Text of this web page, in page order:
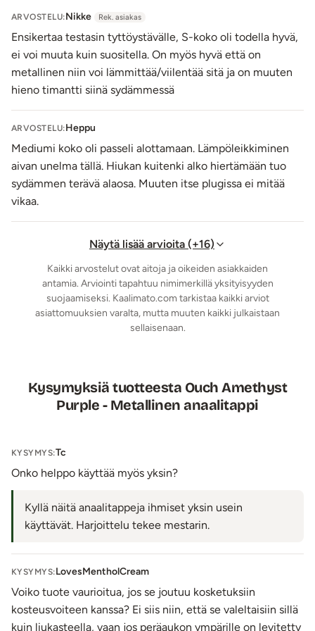
halutessasi erotiikkavälineille tarkoitetulla
puhdistusaineella. Asianmukaisesti hoitaen anustappi
kestää käytössä vuosia.
Tuotetiedot (S):
Materiaali: Alumiini, akryyli
Kokopituus: 7,1 cm
Käyttöpituus: n. 6 cm
Max. halkaisija: 2,7 cm
Kannan max. leveys: 3,1 cm
Tuotetiedot (M):
Materiaali: Alumiini, akryyli
Kokopituus: 8,1 cm
Käyttöpituus: n. 7 cm
Max. halkaisija: 3,4 cm
Vesitiivis
Väri: Grafiitinmusta (anustappi), lila (kantakoriste)
Materiaali: Alumiini, akryyli
Kokopituus: 9,5 cm
Max. halkaisija: 4 cm
Kannan max. leveys: 3,9 cm
Vesitiivis
Väri: Grafiitinmusta (anustappi), lila (kantakoriste)
Lähetyspaketin koko: 20 x 11 x 9 cm
Lähetyksen paino: ~ 0.5 kg
ARVOSTELU:Nikke Rek. asiakas
Ensikertaa testasin tyttöystävälle, S-koko oli todella hyvä,
ei voi muuta kuin suositella. On myös hyvä että on
metallinen niin voi lämmittää/viilentää sitä ja on muuten
hieno timantti siinä sydämmessä
ARVOSTELU:Heppu
Mediumi koko oli passeli alottamaan. Lämpöleikkiminen
aivan unelma tällä. Hiukan kuitenki alko hiertämään tuo
sydämmen terävä alaosa. Muuten itse plugissa ei mitää
vikaa.
Näytä lisää arvioita (+16)
Kaikki arvostelut ovat aitoja ja oikeiden asiakkaiden
antamia. Arviointi tapahtuu nimimerkillä yksityisyyden
suojaamiseksi. Kaalimato.com tarkistaa kaikki arviot
asiattomuuksien varalta, mutta muuten kaikki julkaistaan
sellaisenaan.
Kysymyksiä tuotteesta Ouch Amethyst
Purple - Metallinen anaalitappi
KYSYMYS:Tc
Onko helppo käyttää myös yksin?
Kyllä näitä anaalitappeja ihmiset yksin usein
käyttävät. Harjoittelu tekee mestarin.
KYSYMYS:LovesMentholCream
Voiko tuote vaurioitua, jos se joutuu kosketuksiin
kosteusvoiteen kanssa? Ei siis niin, että se valeltaisiin sillä
kuin liukasteella, vaan jos peräaukon ympärille on levitetty